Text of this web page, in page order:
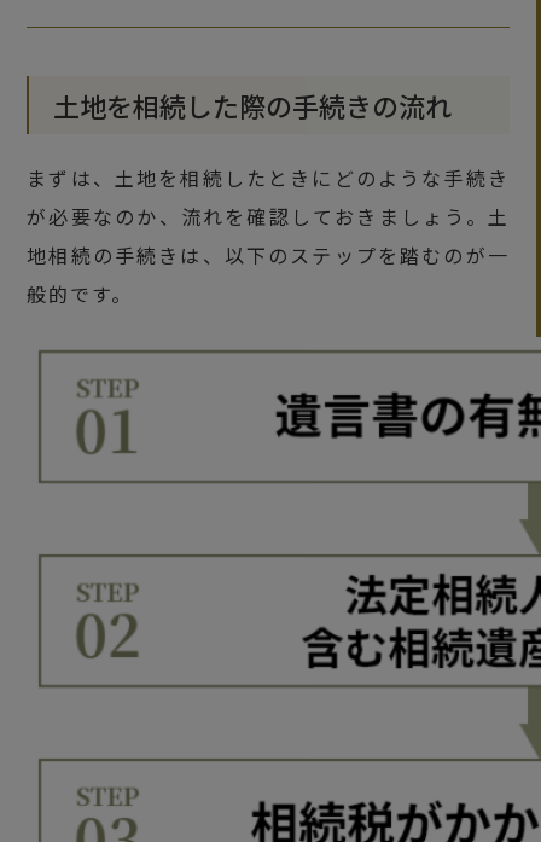
土地を相続した際の手続きの流れ
まずは、土地を相続したときにどのような手続き
が必要なのか、流れを確認しておきましょう。土
地相続の手続きは、以下のステップを踏むのが一
般的です。